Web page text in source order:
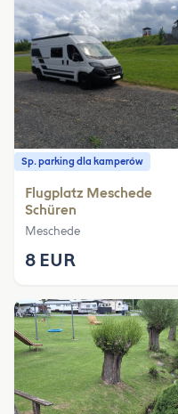
Sp. parking dla kamperów
Flugplatz Meschede
Schüren
Meschede
8 EUR